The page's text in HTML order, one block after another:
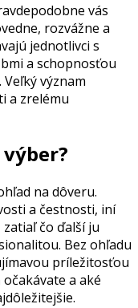
vás
rozvážne a
jednotlivci s
a schopnosťou
význam
a zrelému
výber?
na dôveru.
a čestnosti, iní
čo ďalší ju
Bez ohľadu
príležitosťou
a aké